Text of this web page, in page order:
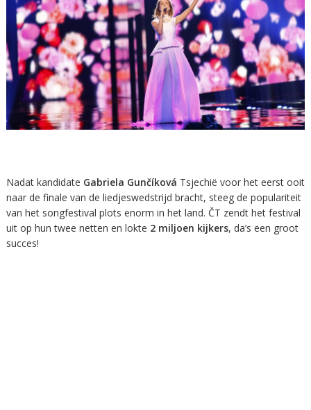
Nadat kandidate Gabriela Gunčíková Tsjechië voor het eerst ooit
naar de finale van de liedjeswedstrijd bracht, steeg de populariteit
van het songfestival plots enorm in het land. ČT zendt het festival
uit op hun twee netten en lokte 2 miljoen kijkers, da’s een groot
succes!